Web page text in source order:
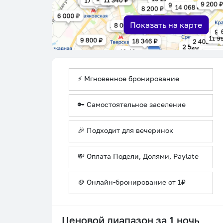
Показать на карте
⚡ Мгновенное бронирование
🔑 Самостоятельное заселение
🎉 Подходит для вечеринок
💸 Оплата Подели, Долями, Paylate
🪙 Онлайн-бронирование от 1₽
Ценовой диапазон за 1 ночь